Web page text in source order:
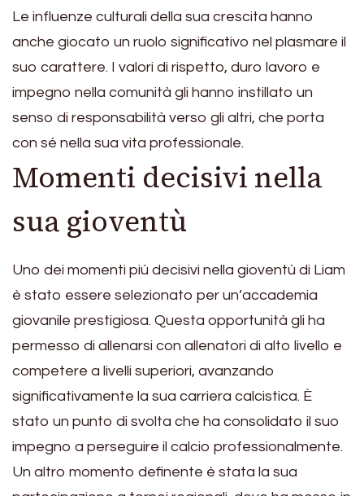
Le influenze culturali della sua crescita hanno
anche giocato un ruolo significativo nel plasmare il
suo carattere. I valori di rispetto, duro lavoro e
impegno nella comunità gli hanno instillato un
senso di responsabilità verso gli altri, che porta
con sé nella sua vita professionale.
Momenti decisivi nella
sua gioventù
Uno dei momenti più decisivi nella gioventù di Liam
è stato essere selezionato per un’accademia
giovanile prestigiosa. Questa opportunità gli ha
permesso di allenarsi con allenatori di alto livello e
competere a livelli superiori, avanzando
significativamente la sua carriera calcistica. È
stato un punto di svolta che ha consolidato il suo
impegno a perseguire il calcio professionalmente.
Un altro momento definente è stata la sua